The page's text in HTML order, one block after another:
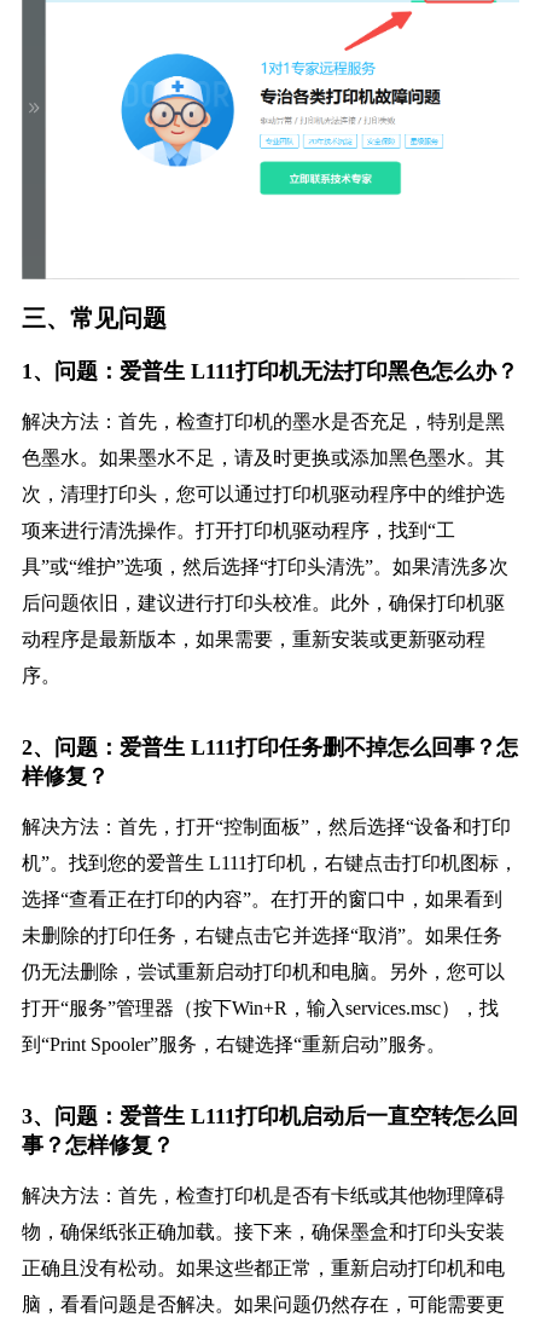
三、常见问题
1、问题：爱普生 L111打印机无法打印黑色怎么办？
解决方法：首先，检查打印机的墨水是否充足，特别是黑
色墨水。如果墨水不足，请及时更换或添加黑色墨水。其
次，清理打印头，您可以通过打印机驱动程序中的维护选
项来进行清洗操作。打开打印机驱动程序，找到“工
具”或“维护”选项，然后选择“打印头清洗”。如果清洗多次
后问题依旧，建议进行打印头校准。此外，确保打印机驱
动程序是最新版本，如果需要，重新安装或更新驱动程
序。
2、问题：爱普生 L111打印任务删不掉怎么回事？怎
样修复？
解决方法：首先，打开“控制面板”，然后选择“设备和打印
机”。找到您的爱普生 L111打印机，右键点击打印机图标，
选择“查看正在打印的内容”。在打开的窗口中，如果看到
未删除的打印任务，右键点击它并选择“取消”。如果任务
仍无法删除，尝试重新启动打印机和电脑。另外，您可以
打开“服务”管理器（按下Win+R，输入services.msc），找
到“Print Spooler”服务，右键选择“重新启动”服务。
3、问题：爱普生 L111打印机启动后一直空转怎么回
事？怎样修复？
解决方法：首先，检查打印机是否有卡纸或其他物理障碍
物，确保纸张正确加载。接下来，确保墨盒和打印头安装
正确且没有松动。如果这些都正常，重新启动打印机和电
脑，看看问题是否解决。如果问题仍然存在，可能需要更